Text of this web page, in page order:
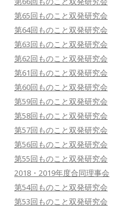
第65回ものこと双発研究会
第64回ものこと双発研究会
第63回ものこと双発研究会
第62回ものこと双発研究会
第61回ものこと双発研究会
第60回ものこと双発研究会
第59回ものこと双発研究会
第58回ものこと双発研究会
第57回ものこと双発研究会
第56回ものこと双発研究会
第55回ものこと双発研究会
2018・2019年度合同理事会
第54回ものこと双発研究会
第53回ものこと双発研究会